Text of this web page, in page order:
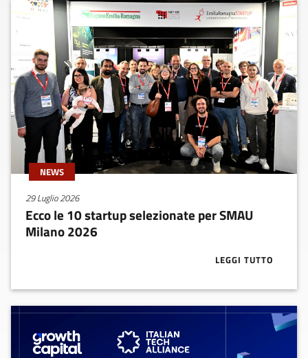
NEWS
29 Luglio 2026
Ecco le 10 startup selezionate per SMAU
Milano 2026
LEGGI TUTTOABOUT ECCO